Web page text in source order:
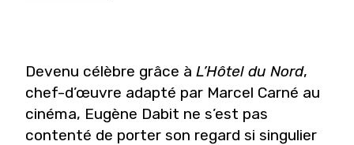
Devenu célèbre grâce à L’Hôtel du Nord,
chef-d’œuvre adapté par Marcel Carné au
cinéma, Eugène Dabit ne s’est pas
contenté de porter son regard si singulier